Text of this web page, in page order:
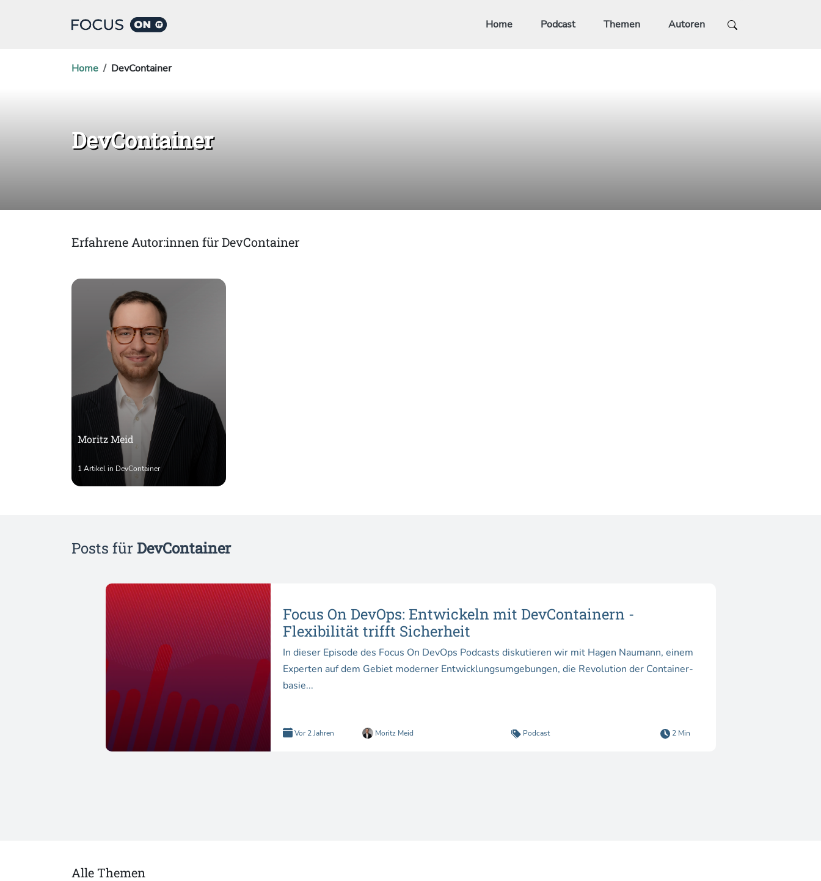
Home Podcast Themen Autoren
Home DevContainer
DevContainer
Erfahrene Autor:innen für DevContainer
Moritz Meid
1 Artikel in DevContainer
Posts für DevContainer
Focus On DevOps: Entwickeln mit DevContainern -
Flexibilität trifft Sicherheit
In dieser Episode des Focus On DevOps Podcasts diskutieren wir mit Hagen Naumann, einem
Experten auf dem Gebiet moderner Entwicklungsumgebungen, die Revolution der Container-
basie...
Vor 2 Jahren Moritz Meid Podcast 2 Min
Alle Themen